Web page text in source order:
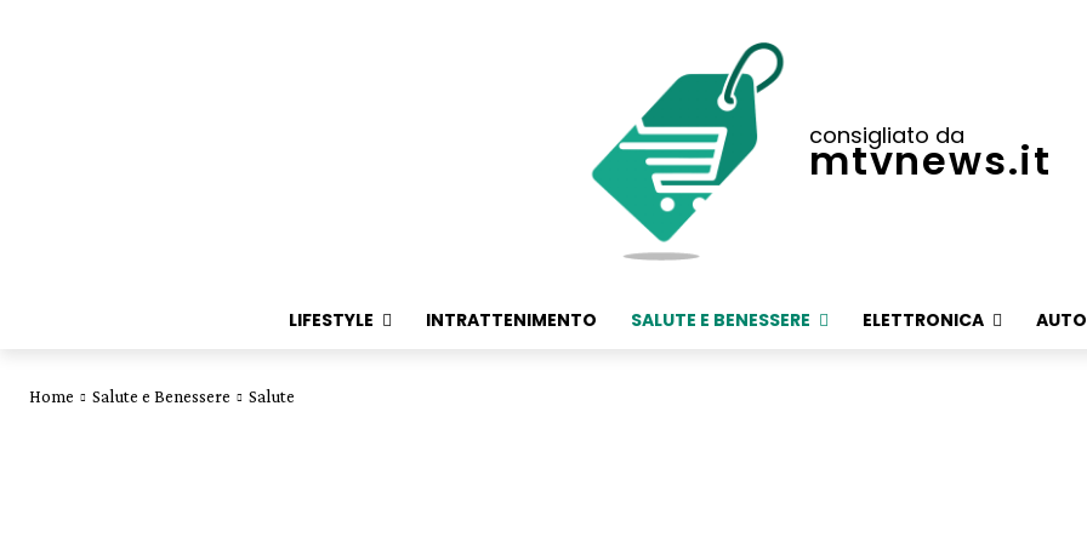
consigliato da
mtvnews.it
LIFESTYLE INTRATTENIMENTO SALUTE E BENESSERE ELETTRONICA
Home Salute e Benessere Salute